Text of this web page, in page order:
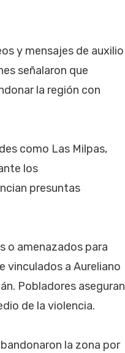
y mensajes de auxilio
señalaron que
la región con
como Las Milpas,
los
presuntas
o amenazados para
a Aureliano
Pobladores aseguran
de la violencia.
la zona por